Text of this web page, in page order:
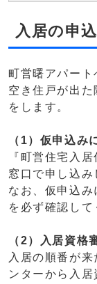
入居の申
町営曙アパート
空き住戸が出
をします。
（1）仮申込み
『町営住宅入
窓口で申し込み
なお、仮申込
を必ず確認して
（2）入居資格
入居の順番が
ンターから入